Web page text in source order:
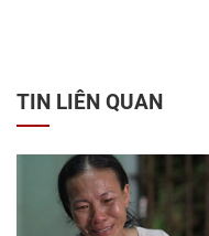
TIN LIÊN QUAN